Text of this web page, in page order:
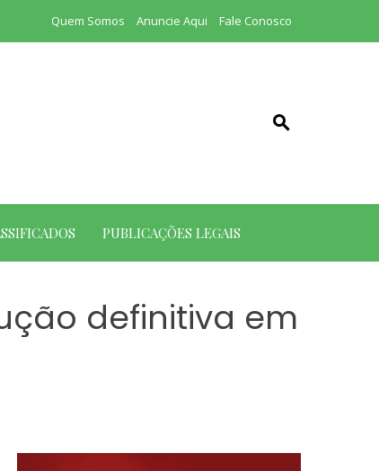
Quem Somos Anuncie Aqui Fale Conosco
PUBLICAÇÕES LEGAIS
definitiva em